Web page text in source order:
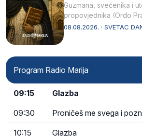
Guzmana, svećenika i
propovjednika (Ordo
Svojim životom,
08.08.2026. · SVETAC
Program Radio Marija
09:15 Glazba
09:30 Proničeš me svega i
10:15 Glazba